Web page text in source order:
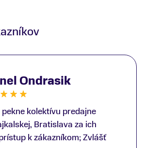
Ondrasik
kolektívu predajne
Bratislava za ich
k zákazníkom; Zvlášť